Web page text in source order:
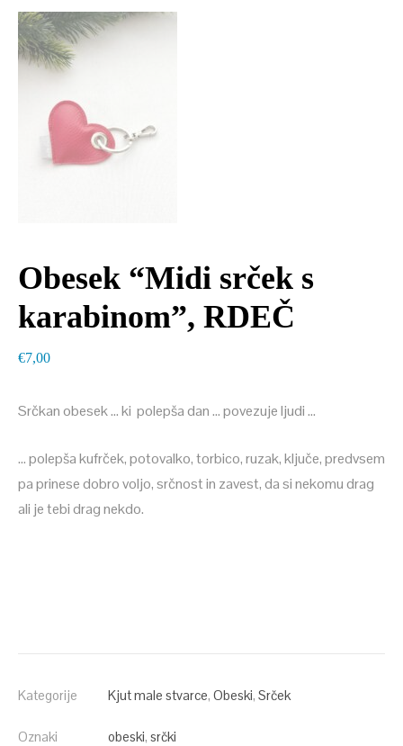
Obesek “Midi srček s
karabinom”, RDEČ
€7,00
Srčkan obesek … ki polepša dan … povezuje ljudi …
… polepša kufrček, potovalko, torbico, ruzak, ključe, predvsem
pa prinese dobro voljo, srčnost in zavest, da si nekomu drag
ali je tebi drag nekdo.
Kategorije Kjut male stvarce, Obeski, Srček
Oznaki obeski, srčki